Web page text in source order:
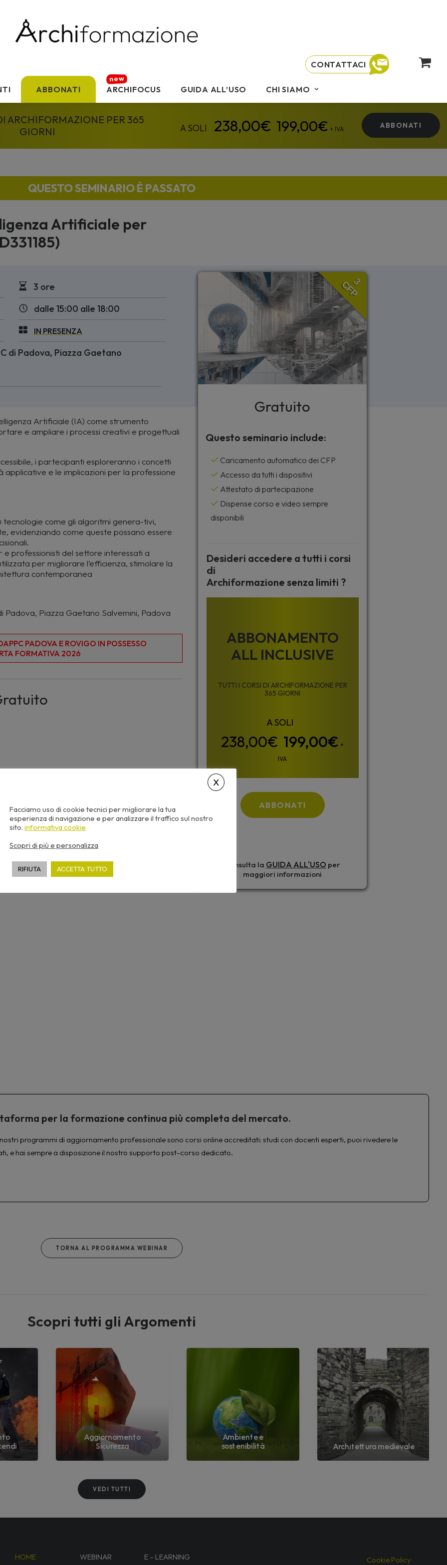
ABBONATI ARCHIFOCUS GUIDA ALL’USO CHI SIAMO
CONTATTACI
ARCHIFORMAZIONE PER 365
GIORNI
199,00€ + IVA ABBONATI
QUESTO SEMINARIO È PASSATO
Artificiale per
3 ore
dalle 15:00 alle 18:00
IN PRESENZA
di Padova, Piazza Gaetano
Artificiale (IA) come strumento
e ampliare i processi creativi e progettuali
i partecipanti esploreranno i concetti
applicative e le implicazioni per la professione
come gli algoritmi genera-tivi,
evidenziando come queste possano essere
professionisti del settore interessati a
per migliorare l’efficienza, stimolare la
contemporanea
Padova, Piazza Gaetano Salvemini, Padova
PADOVA E ROVIGO IN POSSESSO
FORMATIVA 2026
3
CFP
Gratuito
Questo seminario include:
Caricamento automatico dei CFP
Accesso da tutti i dispositivi
Attestato di partecipazione
Dispense corso e video sempre
disponibili
Desideri accedere a tutti i corsi
di
Archiformazione senza limiti ?
ABBONAMENTO
ALL INCLUSIVE
TUTTI I CORSI DI ARCHIFORMAZIONE PER
365 GIORNI
199,00€ +
IVA
ABBONATI
Consulta la GUIDA ALL'USO per
maggiori informazioni
per la formazione continua più completa del mercato.
programmi di aggiornamento professionale sono corsi online accreditati: studi con docenti esperti, puoi rivedere le
e hai sempre a disposizione il nostro supporto post-corso dedicato.
TORNA AL PROGRAMMA WEBINAR
Scopri tutti gli Argomenti
Aggiornamento
Sicurezza
Ambiente e
sostenibilità
Architettura medievale
VEDI TUTTI
HOME WEBINAR E – LEARNING Cookie Policy
Facciamo uso di cookie tecnici per migliorare la tua
esperienza di navigazione e per analizzare il traffico sul nostro
sito. informativa cookie
Scopri di più e personalizza
RIFIUTA ACCETTA TUTTO